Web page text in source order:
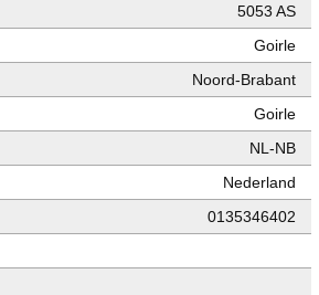
5053 AS
Goirle
Noord-Brabant
Goirle
NL-NB
Nederland
0135346402